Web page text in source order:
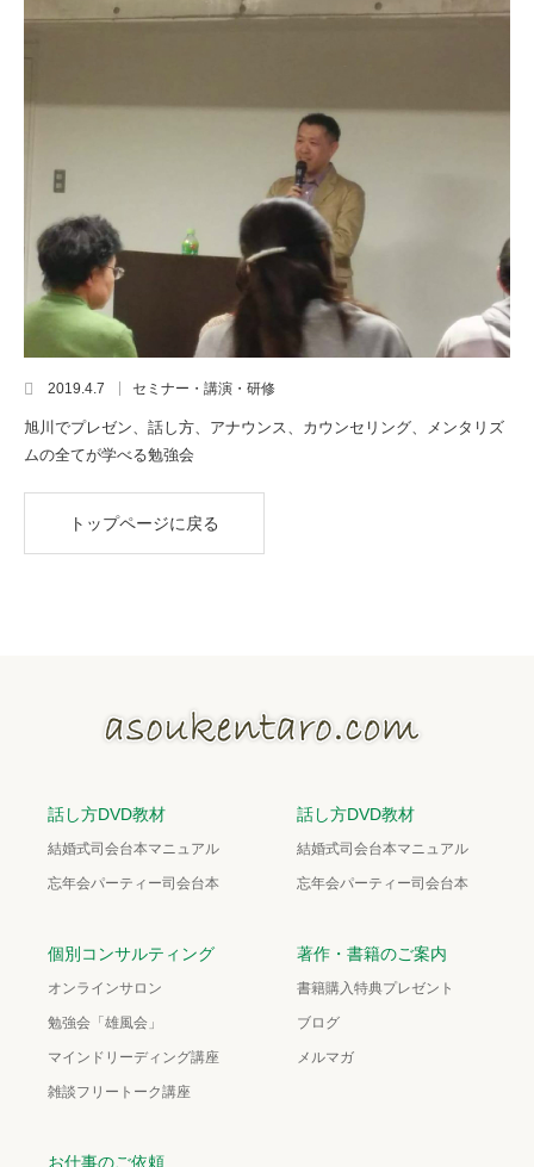
2019.4.7 セミナー・講演・研修
旭川でプレゼン、話し方、アナウンス、カウンセリング、メンタリズ
ムの全てが学べる勉強会
トップページに戻る
話し方DVD教材
結婚式司会台本マニュアル
忘年会パーティー司会台本
話し方DVD教材
結婚式司会台本マニュアル
忘年会パーティー司会台本
個別コンサルティング
オンラインサロン
勉強会「雄風会」
マインドリーディング講座
雑談フリートーク講座
著作・書籍のご案内
書籍購入特典プレゼント
ブログ
メルマガ
お仕事のご依頼